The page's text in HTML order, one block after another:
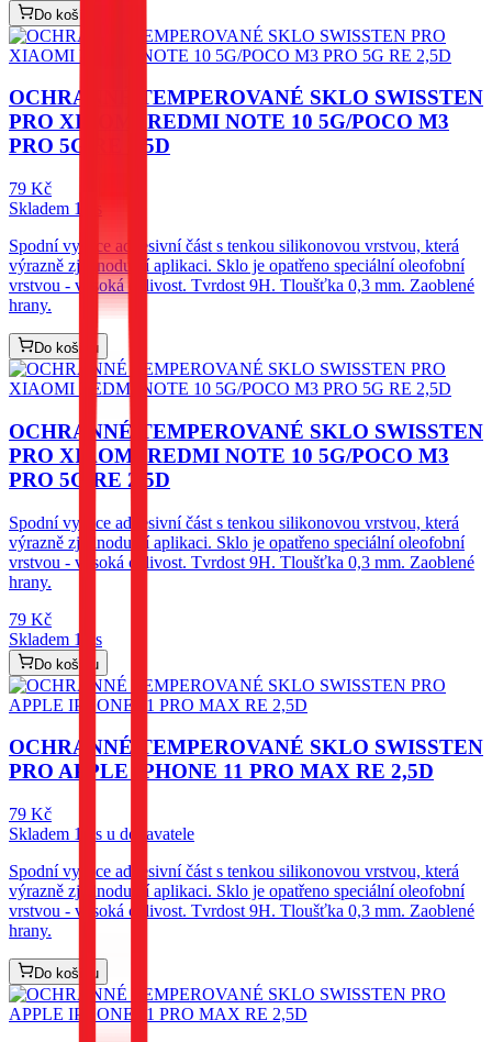
Do košíku
OCHRANNÉ TEMPEROVANÉ SKLO SWISSTEN
PRO XIAOMI REDMI NOTE 10 5G/POCO M3
PRO 5G RE 2,5D
79 Kč
Skladem 1 ks
Spodní vysoce adhesivní část s tenkou silikonovou vrstvou, která
výrazně zjednodušší aplikaci. Sklo je opatřeno speciální oleofobní
vrstvou - vysoká citlivost. Tvrdost 9H. Tloušťka 0,3 mm. Zaoblené
hrany.
Do košíku
OCHRANNÉ TEMPEROVANÉ SKLO SWISSTEN
PRO XIAOMI REDMI NOTE 10 5G/POCO M3
PRO 5G RE 2,5D
Spodní vysoce adhesivní část s tenkou silikonovou vrstvou, která
výrazně zjednodušší aplikaci. Sklo je opatřeno speciální oleofobní
vrstvou - vysoká citlivost. Tvrdost 9H. Tloušťka 0,3 mm. Zaoblené
hrany.
79 Kč
Skladem 1 ks
Do košíku
OCHRANNÉ TEMPEROVANÉ SKLO SWISSTEN
PRO APPLE IPHONE 11 PRO MAX RE 2,5D
79 Kč
Skladem 1 ks u dodavatele
Spodní vysoce adhesivní část s tenkou silikonovou vrstvou, která
výrazně zjednodušší aplikaci. Sklo je opatřeno speciální oleofobní
vrstvou - vysoká citlivost. Tvrdost 9H. Tloušťka 0,3 mm. Zaoblené
hrany.
Do košíku